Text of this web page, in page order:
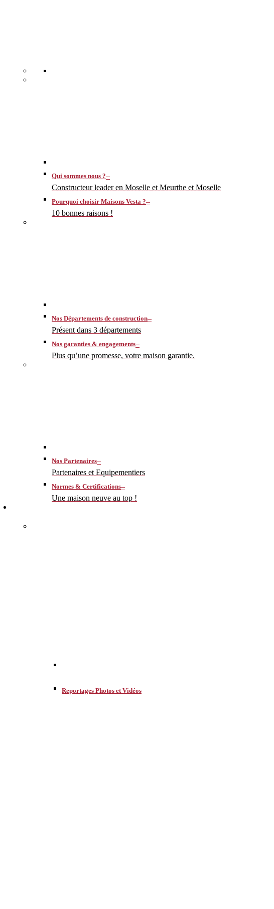
Qui sommes nous ?–
Constructeur leader en Moselle et Meurthe et Moselle
Pourquoi choisir Maisons Vesta ?–
10 bonnes raisons !
Nos Départements de construction–
Présent dans 3 départements
Nos garanties & engagements–
Plus qu’une promesse, votre maison garantie.
Nos Partenaires–
Partenaires et Equipementiers
Normes & Certifications–
Une maison neuve au top !
Reportages Photos et Vidéos